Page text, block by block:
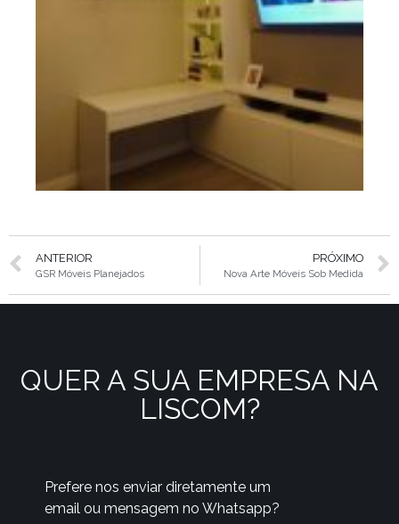
ANTERIOR
GSR Móveis Planejados
PRÓXIMO
Nova Arte Móveis Sob Medida
QUER A SUA EMPRESA NA
LISCOM?
Prefere nos enviar diretamente um
email ou mensagem no Whatsapp?